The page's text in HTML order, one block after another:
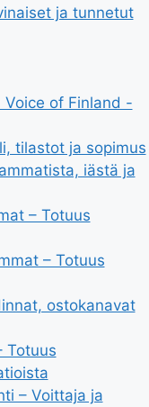
ja tunnetut
of Finland -
tilastot ja sopimus
iästä ja
– Totuus
– Totuus
ostokanavat
Totuus
– Voittaja ja